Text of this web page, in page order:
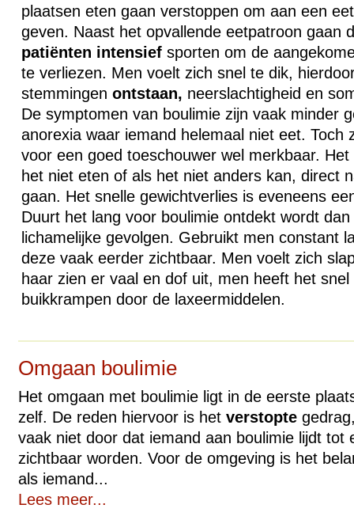
plaatsen eten gaan verstoppen om aan een
geven. Naast het opvallende eetpatroon gaan
patiënten intensiefsporten om de
te verliezen. Men voelt zich snel te dik,
stemmingen ontstaan, neerslachtigheid en
De symptomen van boulimie zijn vaak minder
anorexia waar iemand helemaal niet eet. Toch
voor een goed toeschouwer wel merkbaar.
het niet eten of als het niet anders kan, direct
gaan. Het snelle gewichtverlies is eveneens
Duurt het lang voor boulimie ontdekt wordt
lichamelijke gevolgen. Gebruikt men constant
deze vaak eerder zichtbaar. Men voelt zich
haar zien er vaal en dof uit, men heeft het
buikkrampen door de laxeermiddelen.
Omgaan boulimie
Het omgaan met boulimie ligt in de eerste
zelf. De reden hiervoor is het verstopte
vaak niet door dat iemand aan boulimie lijdt tot
zichtbaar worden. Voor de omgeving is het
als iemand...
Lees meer...